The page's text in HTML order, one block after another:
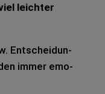
leich­ter
Ent­schei­dun­
immer emo­